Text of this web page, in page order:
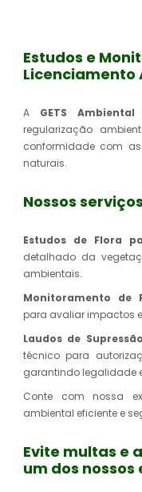
Estudos e
Licenciamento
A GETS Ambiental
regularização
conformidade com
naturais.
Nossos
Estudos de Flora
detalhado da
ambientais.
Monitoramento de
para avaliar impactos
Laudos de
técnico para
garantindo legalidade
Conte com nossa
ambiental eficiente e
Evite multas e
um dos